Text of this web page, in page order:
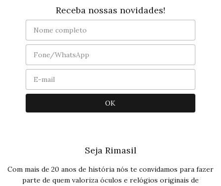
Receba nossas novidades!
Seja Rimasil
Com mais de 20 anos de história nós te convidamos para fazer
parte de quem valoriza óculos e relógios originais de